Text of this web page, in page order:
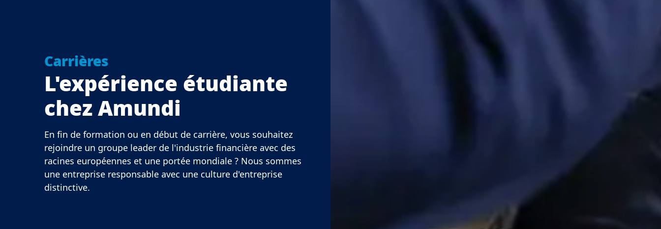
Carrières
L'expérience étudiante
chez Amundi
En fin de formation ou en début de carrière, vous souhaitez
rejoindre un groupe leader de l'industrie financière avec des
racines européennes et une portée mondiale ? Nous sommes
une entreprise responsable avec une culture d'entreprise
distinctive.